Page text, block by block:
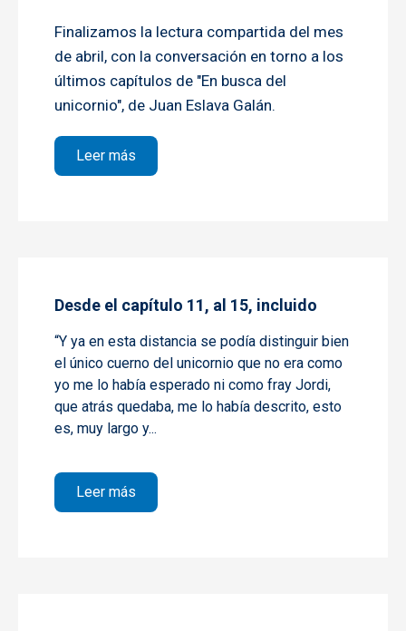
Finalizamos la lectura compartida del mes
de abril, con la conversación en torno a los
últimos capítulos de "En busca del
unicornio", de Juan Eslava Galán.
Leer más
Desde el capítulo 11, al 15, incluido
“Y ya en esta distancia se podía distinguir bien
el único cuerno del unicornio que no era como
yo me lo había esperado ni como fray Jordi,
que atrás quedaba, me lo había descrito, esto
es, muy largo y...
Leer más